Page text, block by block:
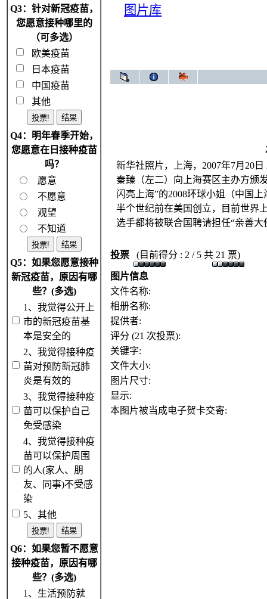
Q3：针对新冠疫苗，
您愿意接种哪里的
（可多选）
欧美疫苗
日本疫苗
中国疫苗
其他
Q4：明年春季开始，
您愿意在日接种疫苗
吗？
愿意
不愿意
观望
不知道
Q5：如果您愿意接种
新冠疫苗，原因有哪
些？(多选)
1、我觉得公开上
市的新冠疫苗基
本是安全的
2、我觉得接种疫
苗对预防新冠肺
炎是有效的
3、我觉得接种疫
苗可以保护自己
免受感染
4、我觉得接种疫
苗可以保护周围
的人(家人、朋
友、同事)不受感
染
5、其他
Q6：如果您暂不愿意
接种疫苗，原因有哪
些？(多选)
1、生活预防就
图片库
新华社照片，上海，2007年7月20
秦臻（左二）向上海赛区主办方颁
闪亮上海”的2008环球小姐（中国
半个世纪前在美国创立，目前世界
选手都将被联合国聘请担任“亲善
投票 (目前得分 : 2 / 5 共 21 票)
图片信息
文件名称:
相册名称:
提供者:
评分 (21 次投票):
关键字:
文件大小:
图片尺寸:
显示:
本图片被当成电子贺卡交寄: